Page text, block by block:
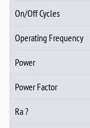
On/Off Cycles
Operating Frequency
Power
Power Factor
Ra ?